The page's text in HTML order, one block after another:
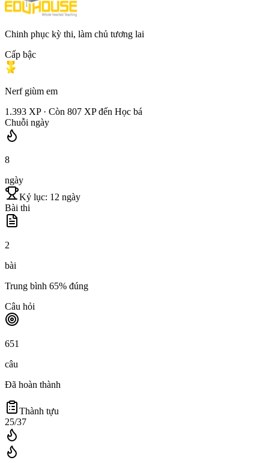
Chinh phục kỳ thi, làm chủ tương lai
Cấp bậc
Nerf giùm em
1.393 XP · Còn 807 XP đến Học bá
Chuỗi ngày
8
ngày
Kỷ lục: 12 ngày
Bài thi
2
bài
Trung bình 65% đúng
Câu hỏi
651
câu
Đã hoàn thành
Thành tựu
25/37